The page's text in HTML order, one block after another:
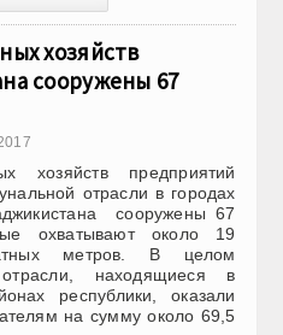
хозяйств
сооружены 67
хозяйств предприятий
отрасли в городах
сооружены 67
охватывают около 19
метров. В целом
находящиеся в
республики, оказали
на сумму около 69,5